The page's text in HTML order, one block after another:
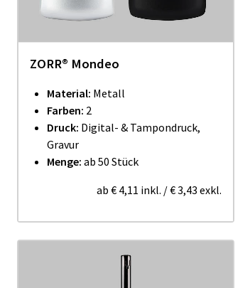
ZORR® Mondeo
Material: Metall
Farben: 2
Druck: Digital- & Tampondruck,
Gravur
Menge: ab 50 Stück
ab € 4,11 inkl. /€ 3,43 exkl.